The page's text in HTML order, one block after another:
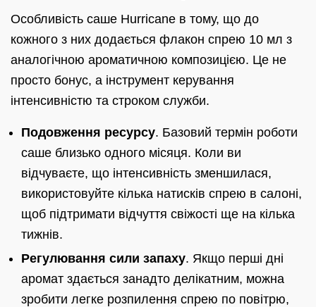
Особливість саше Hurricane в тому, що до
кожного з них додається флакон спрею 10 мл з
аналогічною ароматичною композицією. Це не
просто бонус, а інструмент керування
інтенсивністю та строком служби.
Подовження ресурсу. Базовий термін роботи
саше близько одного місяця. Коли ви
відчуваєте, що інтенсивність зменшилася,
використовуйте кілька натисків спрею в салоні,
щоб підтримати відчуття свіжості ще на кілька
тижнів.
Регулювання сили запаху. Якщо перші дні
аромат здається занадто делікатним, можна
зробити легке розпилення спрею по повітрю,